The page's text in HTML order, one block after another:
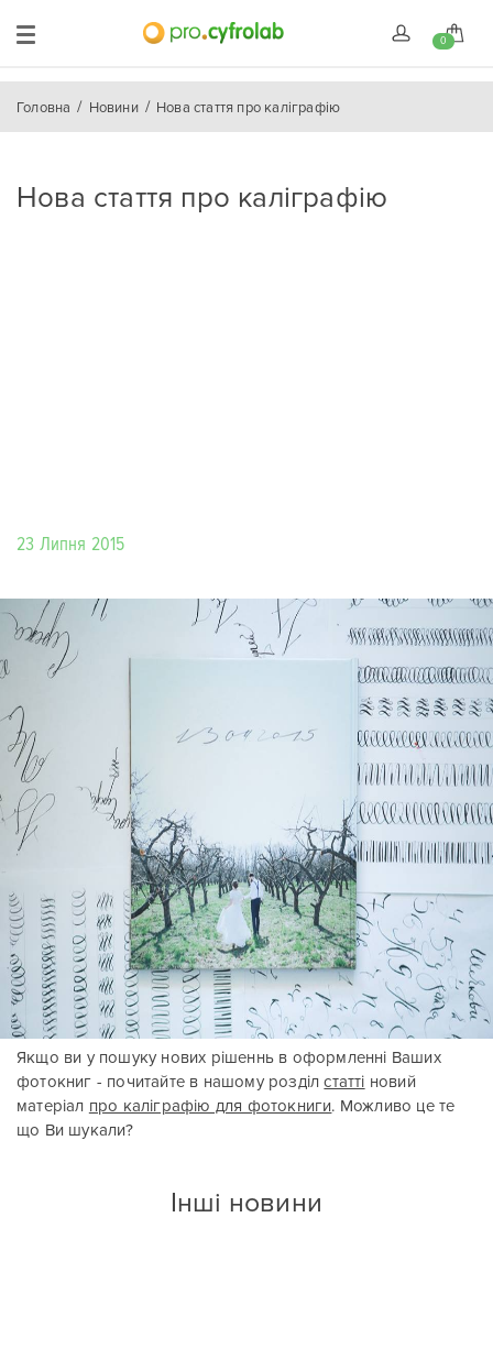
0
Головна Новини Нова стаття про каліграфію
Нова стаття про каліграфію
23 Липня 2015
Якщо ви у пошуку нових рішеннь в оформленні Ваших
фотокниг - почитайте в нашому розділстатті новий
матеріал про каліграфію для фотокниги. Можливо це те
що Ви шукали?
Інші новини